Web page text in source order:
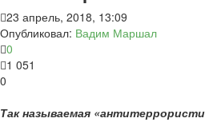
23 апрель, 2018, 13:09
Опубликовал: Вадим Маршал
0
1 051
0
Так называемая